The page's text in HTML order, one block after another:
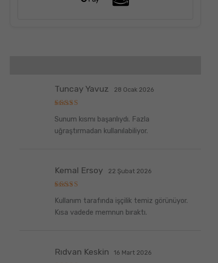
üzerinden
oy aldı
Tuncay Yavuz 28 Ocak 2026
Sunum kısmı başarılıydı. Fazla
uğraştırmadan kullanılabiliyor.
üzerinden
5 oy aldı
Kemal Ersoy 22 Şubat 2026
Kullanım tarafında işçilik temiz görünüyor.
Kısa vadede memnun bıraktı.
Rıdvan Keskin 16 Mart 2026